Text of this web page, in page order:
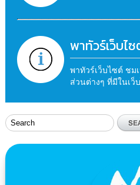
พาทัวร์เว็บไ
พาทัวร์เว็บไซต์ ชม
ส่วนต่างๆ ที่มีในเว็